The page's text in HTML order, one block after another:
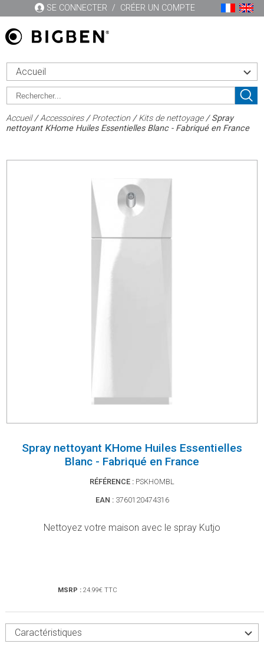
SE CONNECTER / CRÉER UN COMPTE
Accueil
Accueil/Accessoires/Protection/Kits de nettoyage/ Spray
nettoyant KHome Huiles Essentielles Blanc - Fabriqué en France
Spray nettoyant KHome Huiles Essentielles
Blanc - Fabriqué en France
RÉFÉRENCE : PSKHOMBL
EAN : 3760120474316
Nettoyez votre maison avec le spray Kutjo
MSRP : 24.99€ TTC
Caractéristiques